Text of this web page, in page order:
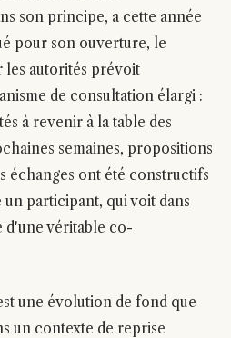
son principe, a cette année
pour son ouverture, le
les autorités prévoit
de consultation élargi :
à revenir à la table des
semaines, propositions
échanges ont été constructifs
participant, qui voit dans
d'une véritable co-
une évolution de fond que
un contexte de reprise